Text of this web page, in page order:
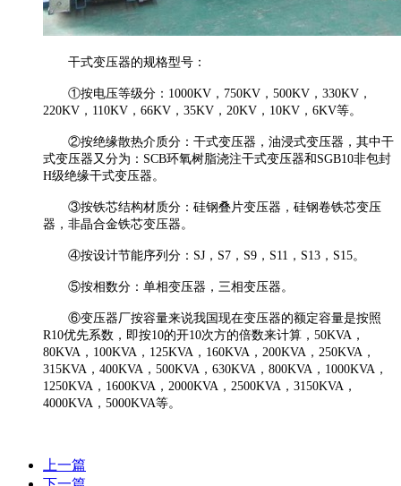
干式变压器的规格型号：
①按电压等级分：1000KV，750KV，500KV，330KV，
220KV，110KV，66KV，35KV，20KV，10KV，6KV等。
②按绝缘散热介质分：干式变压器，油浸式变压器，其中干
式变压器又分为：SCB环氧树脂浇注干式变压器和SGB10非包封
H级绝缘干式变压器。
③按铁芯结构材质分：硅钢叠片变压器，硅钢卷铁芯变压
器，非晶合金铁芯变压器。
④按设计节能序列分：SJ，S7，S9，S11，S13，S15。
⑤按相数分：单相变压器，三相变压器。
⑥变压器厂按容量来说我国现在变压器的额定容量是按照
R10优先系数，即按10的开10次方的倍数来计算，50KVA，
80KVA，100KVA，125KVA，160KVA，200KVA，250KVA，
315KVA，400KVA，500KVA，630KVA，800KVA，1000KVA，
1250KVA，1600KVA，2000KVA，2500KVA，3150KVA，
4000KVA，5000KVA等。
上一篇